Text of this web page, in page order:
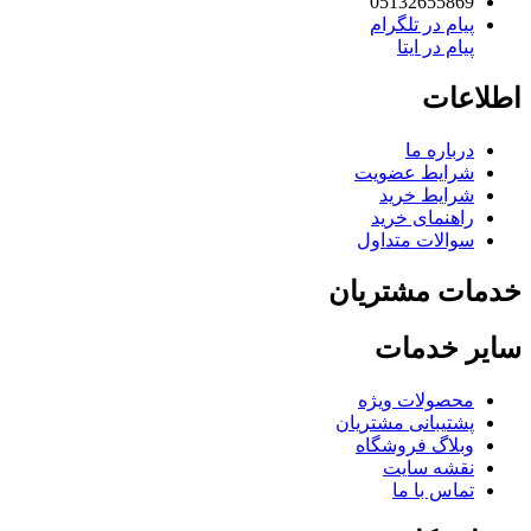
پیام در تلگرام
پیام در ایتا
درباره ما
شرایط عضویت
شرایط خرید
راهنمای خرید
سوالات متداول
مشتریان
خدمات
محصولات ویژه
پشتیبانی مشتریان
وبلاگ فروشگاه
نقشه سایت
تماس با ما